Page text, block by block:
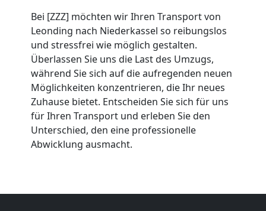
Bei [ZZZ] möchten wir Ihren Transport von
Leonding nach Niederkassel so reibungslos
und stressfrei wie möglich gestalten.
Überlassen Sie uns die Last des Umzugs,
während Sie sich auf die aufregenden neuen
Möglichkeiten konzentrieren, die Ihr neues
Zuhause bietet. Entscheiden Sie sich für uns
für Ihren Transport und erleben Sie den
Unterschied, den eine professionelle
Abwicklung ausmacht.
Umzug
Mann
LKW